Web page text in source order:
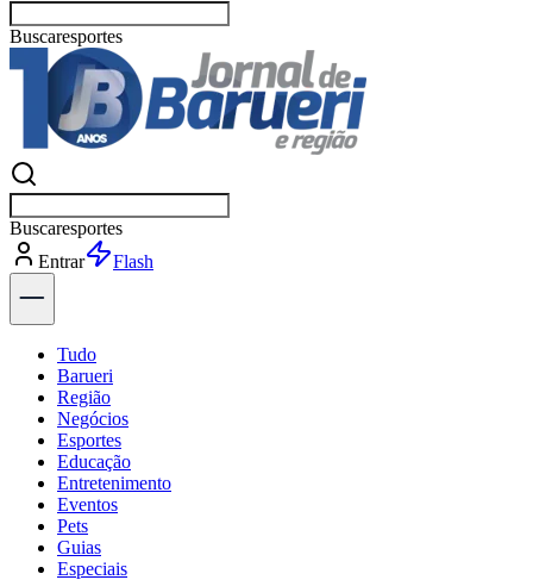
Buscarno
Buscarp
Entrar
Explorar
Tudo
Barueri
Região
Negócios
Esportes
Educação
Entretenimento
Eventos
Pets
Guias
Especiais